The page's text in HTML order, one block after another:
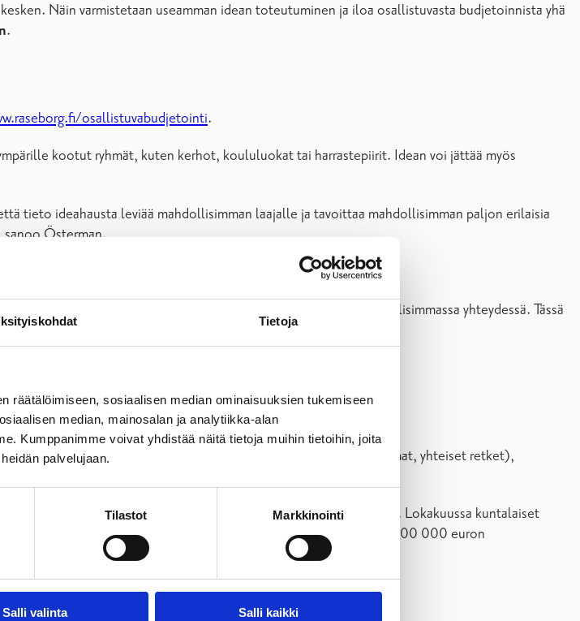
Tietoja
räätälöimiseen, sosiaalisen median ominaisuuksien tukemiseen
median, mainosalan ja analytiikka-alan
Kumppanimme voivat yhdistää näitä tietoja muihin tietoihin, joita
palvelujaan.
Tilastot Markkinointi
Salli valinta Salli kaikki
Näin varmistetaan useamman idean toteutuminen ja iloa osallistuvasta budjetoinnista yhä
.
osallistuvabudjetointi.
kootut ryhmät, kuten kerhot, koululuokat tai harrastepiirit. Idean voi jättää myös
tieto ideahausta leviää mahdollisimman laajalle ja tavoittaa mahdollisimman paljon erilaisia
Österman.
omia ehdotuksiaan.
joita hankkeen myötä päästään toteuttamaan mitä luonnollisimmassa yhteydessä. Tässä
koossa, kertoo opetuspäällikköJari Salminen
jatkaa Salminen.
tapahtumia (musiikkiesitykset, kulttuuri- ja liikuntatapahtumat, yhteiset retket),
tai iso ja sama taho/henkilö voi jättää useamman idean.
mitkä ehdotuksista täyttävät kriteerit ja ovat toteutuskelpoisia. Lokakuussa kuntalaiset
toteutukseen äänimäärän mukaisessa järjestyksessä siten, että 100 000 euron